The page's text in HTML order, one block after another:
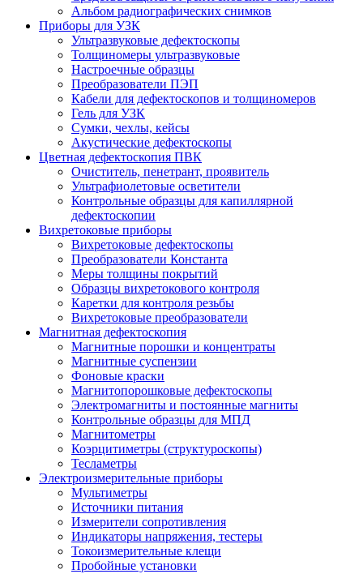
Альбом радиографических снимков
Приборы для УЗК
Ультразвуковые дефектоскопы
Толщиномеры ультразвуковые
Настроечные образцы
Преобразователи ПЭП
Кабели для дефектоскопов и толщиномеров
Гель для УЗК
Сумки, чехлы, кейсы
Акустические дефектоскопы
Цветная дефектоскопия ПВК
Очиститель, пенетрант, проявитель
Ультрафиолетовые осветители
Контрольные образцы для капиллярной
дефектоскопии
Вихретоковые приборы
Вихретоковые дефектоскопы
Преобразователи Константа
Меры толщины покрытий
Образцы вихретокового контроля
Каретки для контроля резьбы
Вихретоковые преобразователи
Магнитная дефектоскопия
Магнитные порошки и концентраты
Магнитные суспензии
Фоновые краски
Магнитопорошковые дефектоскопы
Электромагниты и постоянные магниты
Контрольные образцы для МПД
Магнитометры
Коэрцитиметры (структуроскопы)
Тесламетры
Электроизмерительные приборы
Мультиметры
Источники питания
Измерители сопротивления
Индикаторы напряжения, тестеры
Токоизмерительные клещи
Пробойные установки